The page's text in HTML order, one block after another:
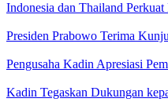
Indonesia dan Thailand
Presiden Prabowo Terima
Pengusaha Kadin Apresiasi
Kadin Tegaskan Dukungan